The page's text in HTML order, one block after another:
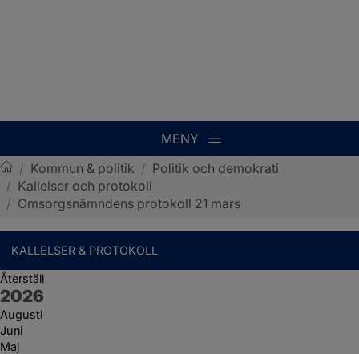
MENY
Sotenäs kommun
/ Kommun & politik / Politik och demokrati
/ Kallelser och protokoll
/ Omsorgsnämndens protokoll 21 mars
KALLELSER & PROTOKOLL
Återställ
År:
2026
Augusti
Juni
Maj